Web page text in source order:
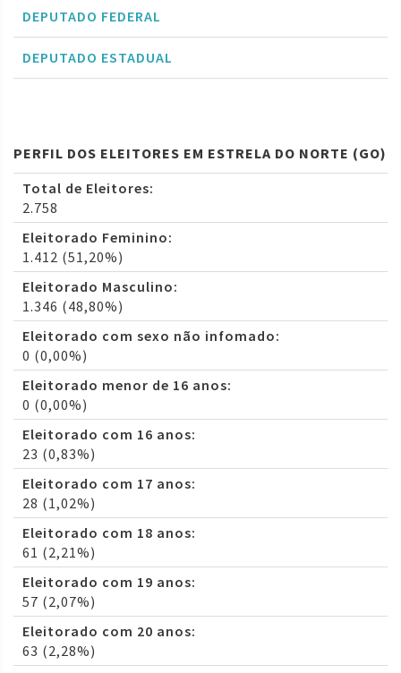
DEPUTADO FEDERAL
DEPUTADO ESTADUAL
PERFIL DOS ELEITORES EM ESTRELA DO NORTE (GO)
Total de Eleitores:
2.758
Eleitorado Feminino:
1.412 (51,20%)
Eleitorado Masculino:
1.346 (48,80%)
Eleitorado com sexo não infomado:
0 (0,00%)
Eleitorado menor de 16 anos:
0 (0,00%)
Eleitorado com 16 anos:
23 (0,83%)
Eleitorado com 17 anos:
28 (1,02%)
Eleitorado com 18 anos:
61 (2,21%)
Eleitorado com 19 anos:
57 (2,07%)
Eleitorado com 20 anos:
63 (2,28%)